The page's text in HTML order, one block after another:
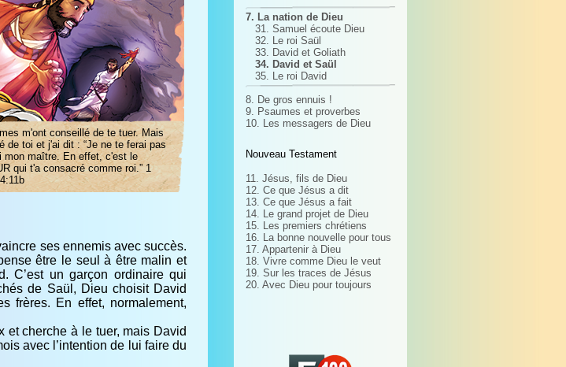
7. La nation de Dieu
31. Samuel écoute Dieu
32. Le roi Saül
33. David et Goliath
34. David et Saül
35. Le roi David
8. De gros ennuis !
9. Psaumes et proverbes
10. Les messagers de Dieu
Nouveau Testament
11. Jésus, fils de Dieu
12. Ce que Jésus a dit
13. Ce que Jésus a fait
14. Le grand projet de Dieu
15. Les premiers chrétiens
16. La bonne nouvelle pour tous
17. Appartenir à Dieu
18. Vivre comme Dieu le veut
19. Sur les traces de Jésus
20. Avec Dieu pour toujours
m'ont conseillé de te tuer. Mais
de toi et j'ai dit : “Je ne te ferai pas
mon maître. En effet, c'est le
qui t'a consacré comme roi.” 1
ses ennemis avec succès.
être le seul à être malin et
C’est un garçon ordinaire qui
de Saül, Dieu choisit David
frères. En effet, normalement,
et cherche à le tuer, mais David
avec l’intention de lui faire du